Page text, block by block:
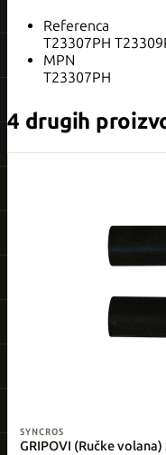
Referenca
T23307PH
MPN
T23307PH
4 drugih
SYNCROS
GRIPOVI (Ručke